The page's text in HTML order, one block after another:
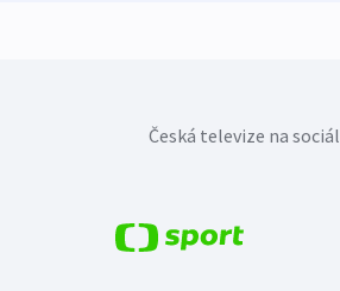
Česká televize na